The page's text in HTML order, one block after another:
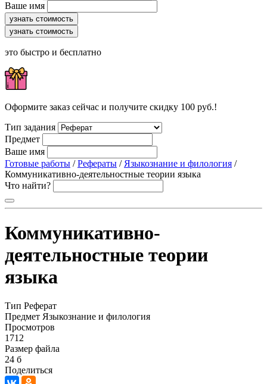
Ваше имя
узнать стоимость
узнать стоимость
это быстро и бесплатно
Оформите заказ сейчас и получите скидку 100 руб.!
Тип задания
Предмет
Ваше имя
Готовые работы /Рефераты / Языкознание и филология /
Коммуникативно-деятельностные теории языка
Что найти?
Коммуникативно-
деятельностные теории
языка
Тип Реферат
Предмет Языкознание и филология
Просмотров
1712
Размер файла
24 б
Поделиться